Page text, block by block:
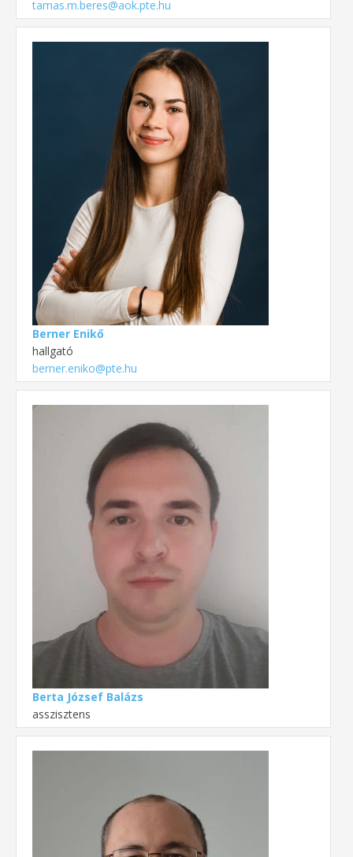
tamas.m.beres@aok.pte.hu
Berner Enikő
hallgató
berner.eniko@pte.hu
Berta József Balázs
asszisztens